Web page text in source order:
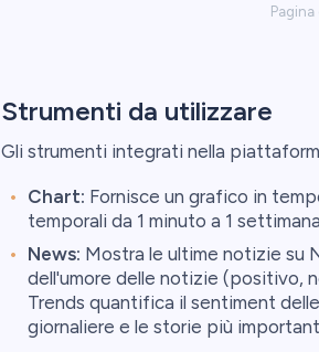
Strumenti da utilizzare
Gli strumenti integrati nella
Chart: Fornisce un grafico in
temporali da 1 minuto a 1
News: Mostra le ultime notizie su
dell'umore delle notizie (positivo,
Trends quantifica il sentiment
giornaliere e le storie più